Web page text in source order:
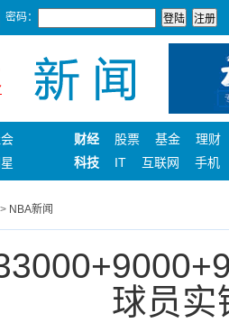
密码：
财经 股票 基金
理财
科技
IT 互联网 手机
> NBA新闻
球员实